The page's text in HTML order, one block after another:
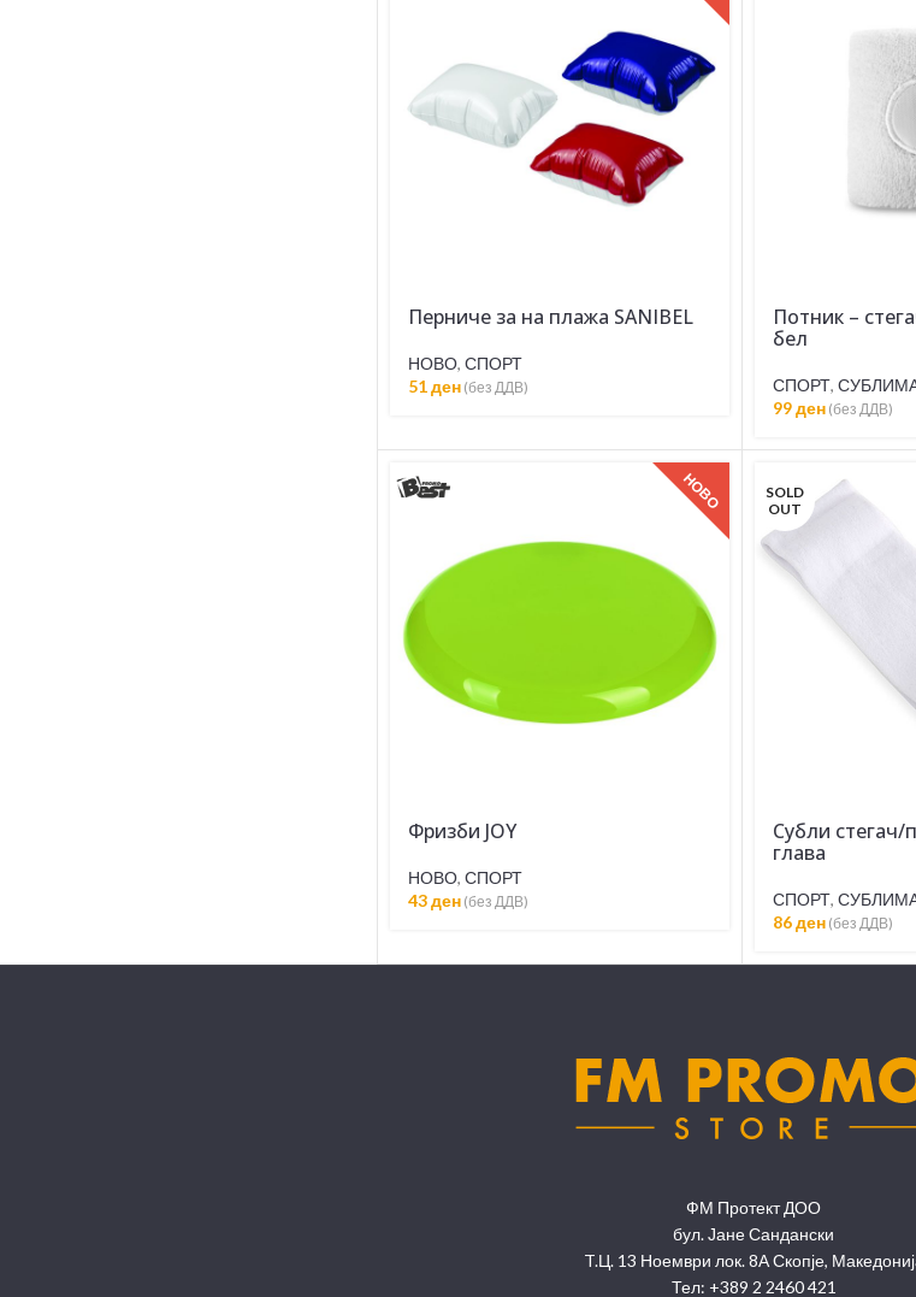
Перниче за на плажа SANIBEL
НОВО, СПОРТ
51ден(без ДДВ)
Потник –
бел
СПОРТ,
99ден(без ДДВ)
НОВО
Фризби JOY
НОВО, СПОРТ
43ден(без ДДВ)
SOLD
OUT
Субли стегач/
глава
СПОРТ,
86ден(без ДДВ)
ФМ Протект ДОО
бул. Јане Сандански
T.Ц. 13 Ноември лок. 8А Скопје,
Тел: +389 2 2460 421